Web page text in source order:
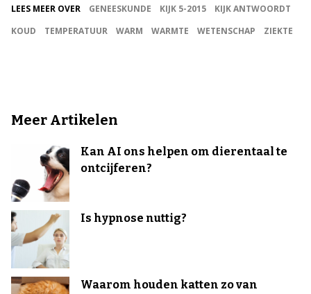
LEES MEER OVER GENEESKUNDE KIJK 5-2015
KIJK ANTWOORDT
KOUD
TEMPERATUUR WARM WARMTE WETENSCHAP ZIEKTE
Meer Artikelen
Kan AI ons helpen om dierentaal te
ontcijferen?
Is hypnose nuttig?
Waarom houden katten zo van